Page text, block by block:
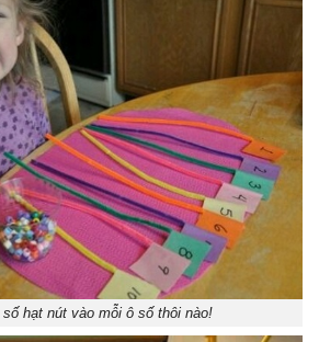
hạt nút vào mỗi ô số thôi nào!